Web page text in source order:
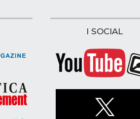
I SOCIAL